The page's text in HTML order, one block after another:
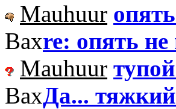
Mauhuur
Вахre: опять
Mauhuur
ВахДа...